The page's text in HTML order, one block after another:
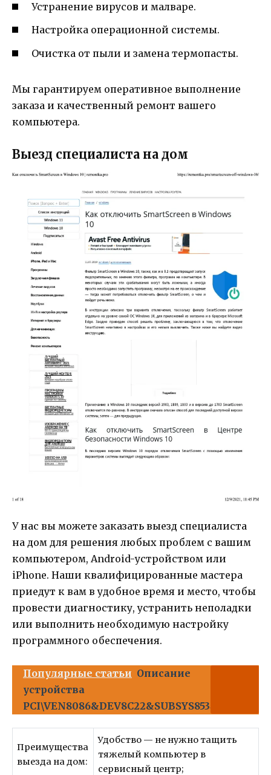
Устранение вирусов и малваре.
Настройка операционной системы.
Очистка от пыли и замена термопасты.
Мы гарантируем оперативное выполнение
заказа и качественный ремонт вашего
компьютера.
Выезд специалиста на дом
У нас вы можете заказать выезд специалиста
на дом для решения любых проблем с вашим
компьютером, Android-устройством или
iPhone. Наши квалифицированные мастера
приедут к вам в удобное время и место, чтобы
провести диагностику, устранить неполадки
или выполнить необходимую настройку
программного обеспечения.
Популярные статьи Описание
устройства
PCI\VEN8086&DEV8C22&SUBSYS8534&rev05
Преимущества
выезда на дом:
Удобство — не нужно тащить
тяжелый компьютер в
сервисный центр;